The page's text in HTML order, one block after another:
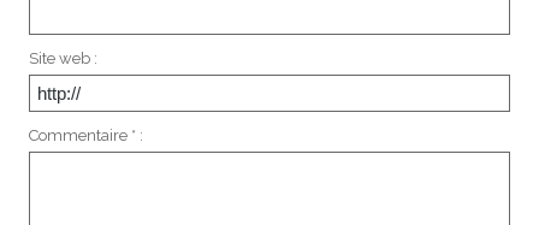
Site web :
Commentaire * :